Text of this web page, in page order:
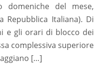
del mese,
Repubblica Italiana). Di
e gli orari di blocco dei
complessiva superiore
[…]